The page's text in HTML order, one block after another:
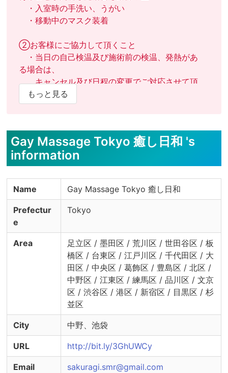
・入室時の手洗い、うがい
・移動中のマスク装着
②お客様にご協力して頂くこと
・当日の自己検温及び施術前の検温、発熱があ
る場合は、
キャンセル及び日程の変更でご対応させて頂
きます。
・入室時の手洗い、うがい
③その他感染防止に関する対策
・ベッドタオル、バスタオル、フェイスタオル
などは、毎回取り替えております。
・施術時のマスク装着を推奨しております。
・マスク装着時は、マスクに触れないように徹
底しております。
・施術道具の消毒
もっと見る
Gay Massage Tokyo 癒し日和 's
information
Name Gay Massage Tokyo 癒し日和
Prefectur
e
Tokyo
Area
足立区 / 墨田区 / 荒川区 / 世田谷区 / 板
橋区 / 台東区 / 江戸川区 / 千代田区 / 大
田区 / 中央区 / 葛飾区 / 豊島区 / 北区 /
中野区 / 江東区 / 練馬区 / 品川区 / 文京
区 / 渋谷区 / 港区 / 新宿区 / 目黒区 / 杉
並区
City 中野、池袋
URL http://bit.ly/3GhUWCy
Email sakuragi.smr@gmail.com